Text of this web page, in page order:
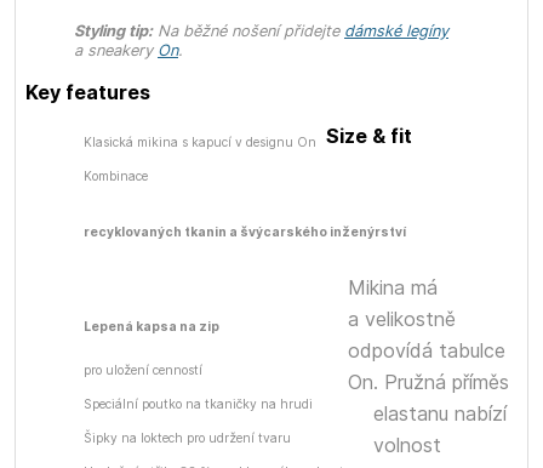
Styling tip:Na běžné nošení přidejte dámské legíny
a sneakery On.
Key features
Klasická mikina s kapucí v designu On
Kombinace
recyklovaných tkanin a švýcarského inženýrství
Lepená kapsa na zip
pro uložení cenností
Speciální poutko na tkaničky na hrudi
Šipky na loktech pro udržení tvaru
Size & fit
Mikina má
a velikostně
odpovídá tabulce
On. Pružná příměs
elastanu nabízí
volnost